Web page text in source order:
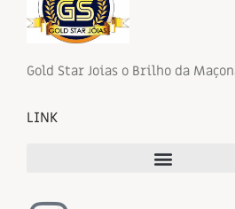
Gold Star Joias o Brilho da
LINK